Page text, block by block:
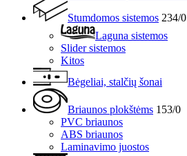
Stumdomos sistemos 234/0
Laguna sistemos
Slider sistemos
Kitos
Bėgeliai, stalčių šonai
Briaunos plokštėms 153/0
PVC briaunos
ABS briaunos
Laminavimo juostos